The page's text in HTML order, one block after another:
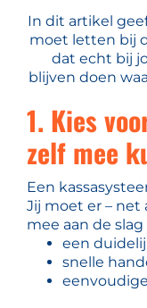
In dit artikel
moet letten bij
dat echt bij
blijven doen
1. Kies
zelf mee
Een
Jij moet er – net
mee aan de
een
snelle